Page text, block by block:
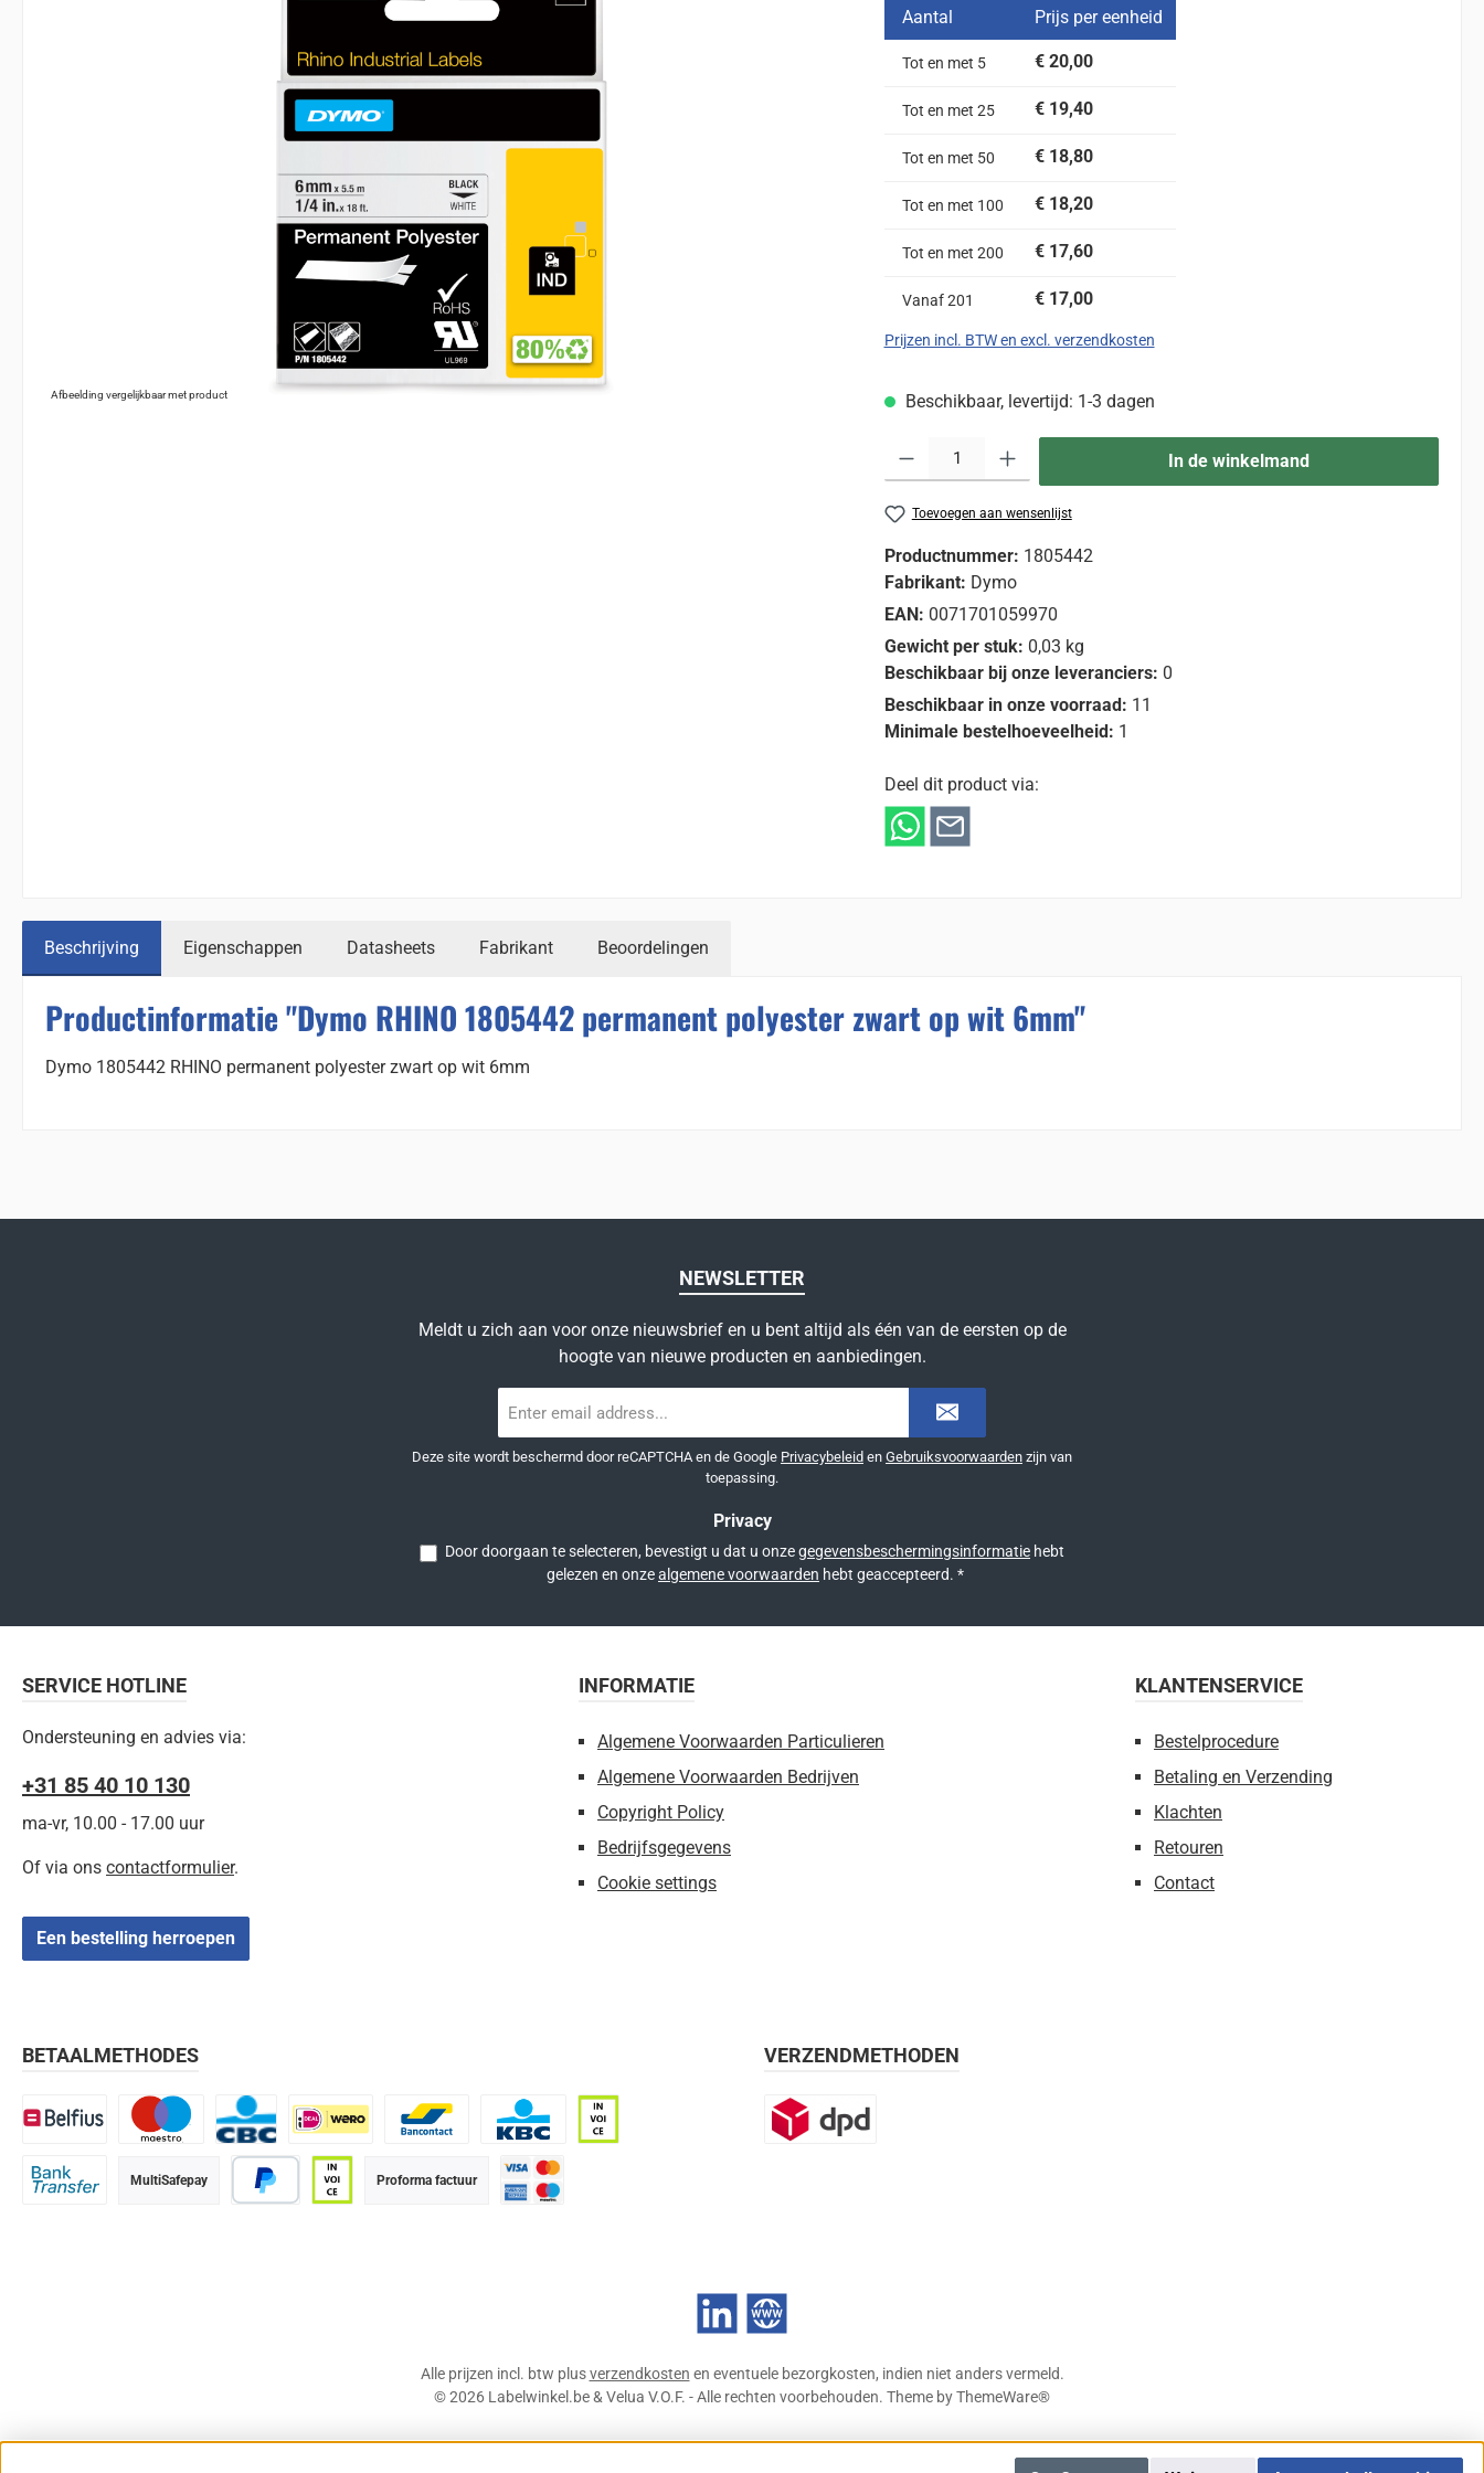
Afbeelding vergelijkbaar met product
Aantal Prijs per eenheid
Tot en met 5 € 20,00
Tot en met 25 € 19,40
Tot en met 50 € 18,80
Tot en met 100 € 18,20
Tot en met 200 € 17,60
Vanaf201 € 17,00
Prijzen incl. BTW en excl. verzendkosten
Beschikbaar, levertijd: 1-3 dagen
Producthoeveelheid: Voer de gewenste hoeveelheid in of gebruik de knoppen om de
In de winkelmand
Toevoegen aan wensenlijst
Productnummer: 1805442
Fabrikant: Dymo
EAN: 0071701059970
Gewicht per stuk: 0,03 kg
Beschikbaar bij onze leveranciers: 0
Beschikbaar in onze voorraad: 11
Minimale bestelhoeveelheid: 1
Deel dit product via:
Beschrijving Eigenschappen Datasheets Fabrikant Beoordelingen
Productinformatie "Dymo RHINO 1805442 permanent polyester zwart op wit 6mm"
Dymo 1805442 RHINO permanent polyester zwart op wit 6mm
NEWSLETTER
Meldt u zich aan voor onze nieuwsbrief en u bent altijd als één van de eersten op de
hoogte van nieuwe producten en aanbiedingen.
mailadres
Deze site wordt beschermd door reCAPTCHA en de Google Privacybeleid en Gebruiksvoorwaarden zijn van
toepassing.
Privacy
Door doorgaan te selecteren, bevestigt u dat u onzegegevensbeschermingsinformatie hebt
gelezen en onzealgemene voorwaarden hebt geaccepteerd. *
SERVICE HOTLINE
Ondersteuning en advies via:
+31 85 40 10 130
ma-vr, 10.00 - 17.00 uur
Of via ons contactformulier.
Een bestelling herroepen
INFORMATIE
Algemene Voorwaarden Particulieren
Algemene Voorwaarden Bedrijven
Copyright Policy
Bedrijfsgegevens
Cookie settings
KLANTENSERVICE
Bestelprocedure
Betaling en Verzending
Klachten
Retouren
Contact
BETAALMETHODES
iDEAL | Wero
MultiSafepay Proforma factuur
CBC
VERZENDMETHODEN
LinkedIn Website
Alle prijzen incl. btw plusverzendkosten en eventuele bezorgkosten, indien niet anders vermeld.
© 2026 Labelwinkel.be & Velua V.O.F. - Alle rechten voorbehouden. Theme byThemeWare®